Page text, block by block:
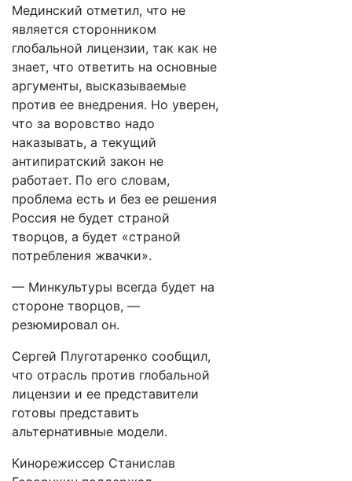
Мединский отметил, что не
является сторонником
глобальной лицензии, так как не
знает, что ответить на основные
аргументы, высказываемые
против ее внедрения. Но уверен,
что за воровство надо
наказывать, а текущий
антипиратский закон не
работает. По его словам,
проблема есть и без ее решения
Россия не будет страной
творцов, а будет «страной
потребления жвачки».
— Минкультуры всегда будет на
стороне творцов, —
резюмировал он.
Сергей Плуготаренко сообщил,
что отрасль против глобальной
лицензии и ее представители
готовы представить
альтернативные модели.
Кинорежиссер Станислав